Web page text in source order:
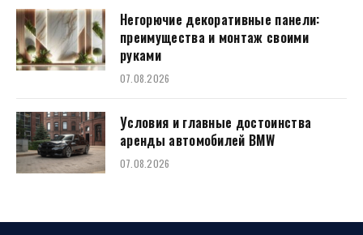
Негорючие декоративные панели:
преимущества и монтаж своими
руками
07.08.2026
Условия и главные достоинства
аренды автомобилей BMW
07.08.2026